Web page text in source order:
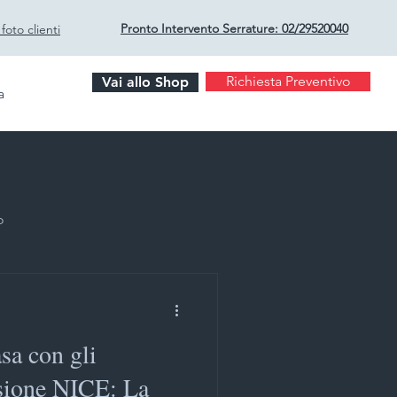
foto clienti Pronto Intervento Serrature: 02/29520040
Vai allo Shop Richiesta Preventivo
Milano
con gli
NICE: La